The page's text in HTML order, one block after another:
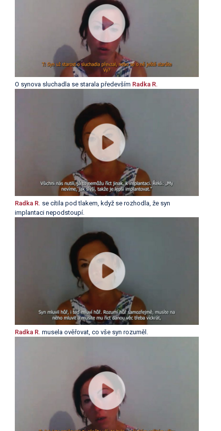
O synova sluchadla se starala především Radka R.
Radka R. se cítila pod tlakem, když se rozhodla, že syn
implantaci nepodstoupí.
Radka R. musela ověřovat, co vše syn rozuměl.